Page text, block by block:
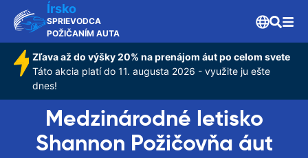
Írsko
SPRIEVODCA
POŽIČANÍM AUTA
Zľava až do výšky 20% na prenájom áut po celom svete
Táto akcia platí do 11. augusta 2026 - využite ju ešte
dnes!
Medzinárodné letisko
Shannon Požičovňa áut